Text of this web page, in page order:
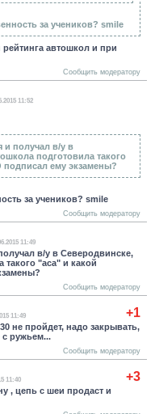
за учеников? smile
рейтинга автошкол и при
Сообщить модератору
11:52
и получал в/у в
подготовила такого
подписал ему экзамены?
за учеников? smile
Сообщить модератору
11:49
в/у в Северодвинске,
такого "аса" и какой
Сообщить модератору
+1
11:49
не пройдет, надо закрывать,
с ружьем...
Сообщить модератору
+3
11:40
, цепь с шеи продаст и